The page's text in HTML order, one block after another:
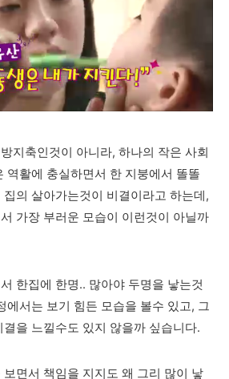
지축인것이 아니라, 하나의 작은 사회
역활에 충실하면서 한 지붕에서 똘똘
의 살아가는것이 비결이라고 하는데,
가장 부러운 모습이 이런것이 아닐까
한집에 한명.. 많아야 두명을 낳는것
에서는 보기 힘든 모습을 볼수 있고, 그
을 느낄수도 있지 않을까 싶습니다.
면서 책임을 지지도 왜 그리 많이 낳